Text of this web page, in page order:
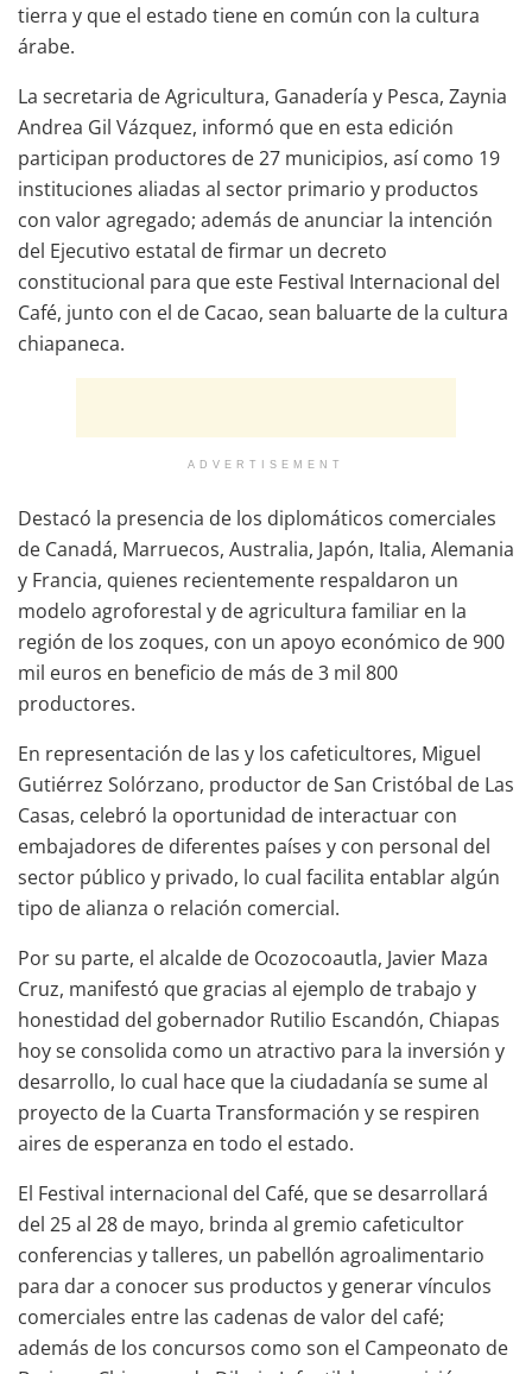
tierra y que el estado tiene en común con la cultura
árabe.
La secretaria de Agricultura, Ganadería y Pesca, Zaynia
Andrea Gil Vázquez, informó que en esta edición
participan productores de 27 municipios, así como 19
instituciones aliadas al sector primario y productos
con valor agregado; además de anunciar la intención
del Ejecutivo estatal de firmar un decreto
constitucional para que este Festival Internacional del
Café, junto con el de Cacao, sean baluarte de la cultura
chiapaneca.
ADVERTISEMENT
Destacó la presencia de los diplomáticos comerciales
de Canadá, Marruecos, Australia, Japón, Italia, Alemania
y Francia, quienes recientemente respaldaron un
modelo agroforestal y de agricultura familiar en la
región de los zoques, con un apoyo económico de 900
mil euros en beneficio de más de 3 mil 800
productores.
En representación de las y los cafeticultores, Miguel
Gutiérrez Solórzano, productor de San Cristóbal de Las
Casas, celebró la oportunidad de interactuar con
embajadores de diferentes países y con personal del
sector público y privado, lo cual facilita entablar algún
tipo de alianza o relación comercial.
Por su parte, el alcalde de Ocozocoautla, Javier Maza
Cruz, manifestó que gracias al ejemplo de trabajo y
honestidad del gobernador Rutilio Escandón, Chiapas
hoy se consolida como un atractivo para la inversión y
desarrollo, lo cual hace que la ciudadanía se sume al
proyecto de la Cuarta Transformación y se respiren
aires de esperanza en todo el estado.
El Festival internacional del Café, que se desarrollará
del 25 al 28 de mayo, brinda al gremio cafeticultor
conferencias y talleres, un pabellón agroalimentario
para dar a conocer sus productos y generar vínculos
comerciales entre las cadenas de valor del café;
además de los concursos como son el Campeonato de